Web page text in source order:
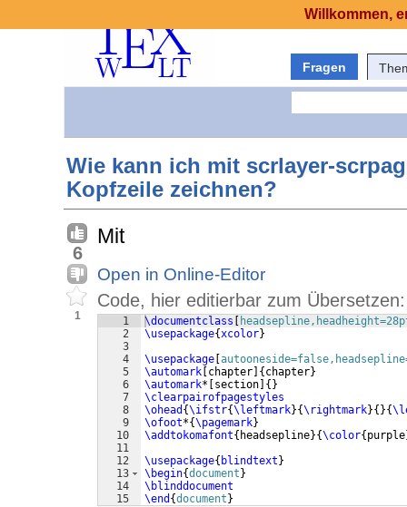
Fragen
Wie kann ich mit scrlayer-
Kopfzeile zeichnen?
6
1
Mit
Open in Online-Editor
Code, hier editierbar zum Übersetzen:
1
2
3
4
5
6
7
8
9
10
11
12
13
14
15
\documentclass
\usepackage{xcolor}
\usepackage
\automark chapter { chapter}
\automark* section { }
\clearpairofpagestyles
\ohead {\ifstr{\leftmark}{\rightmark}{ }{
\ofoot*{\pagemark}
\addtokomafont{ headsepline}{\color{ purple
\usepackage{ blindtext }
\begin{document }
\blinddocument
\end {document }
Willkommen,